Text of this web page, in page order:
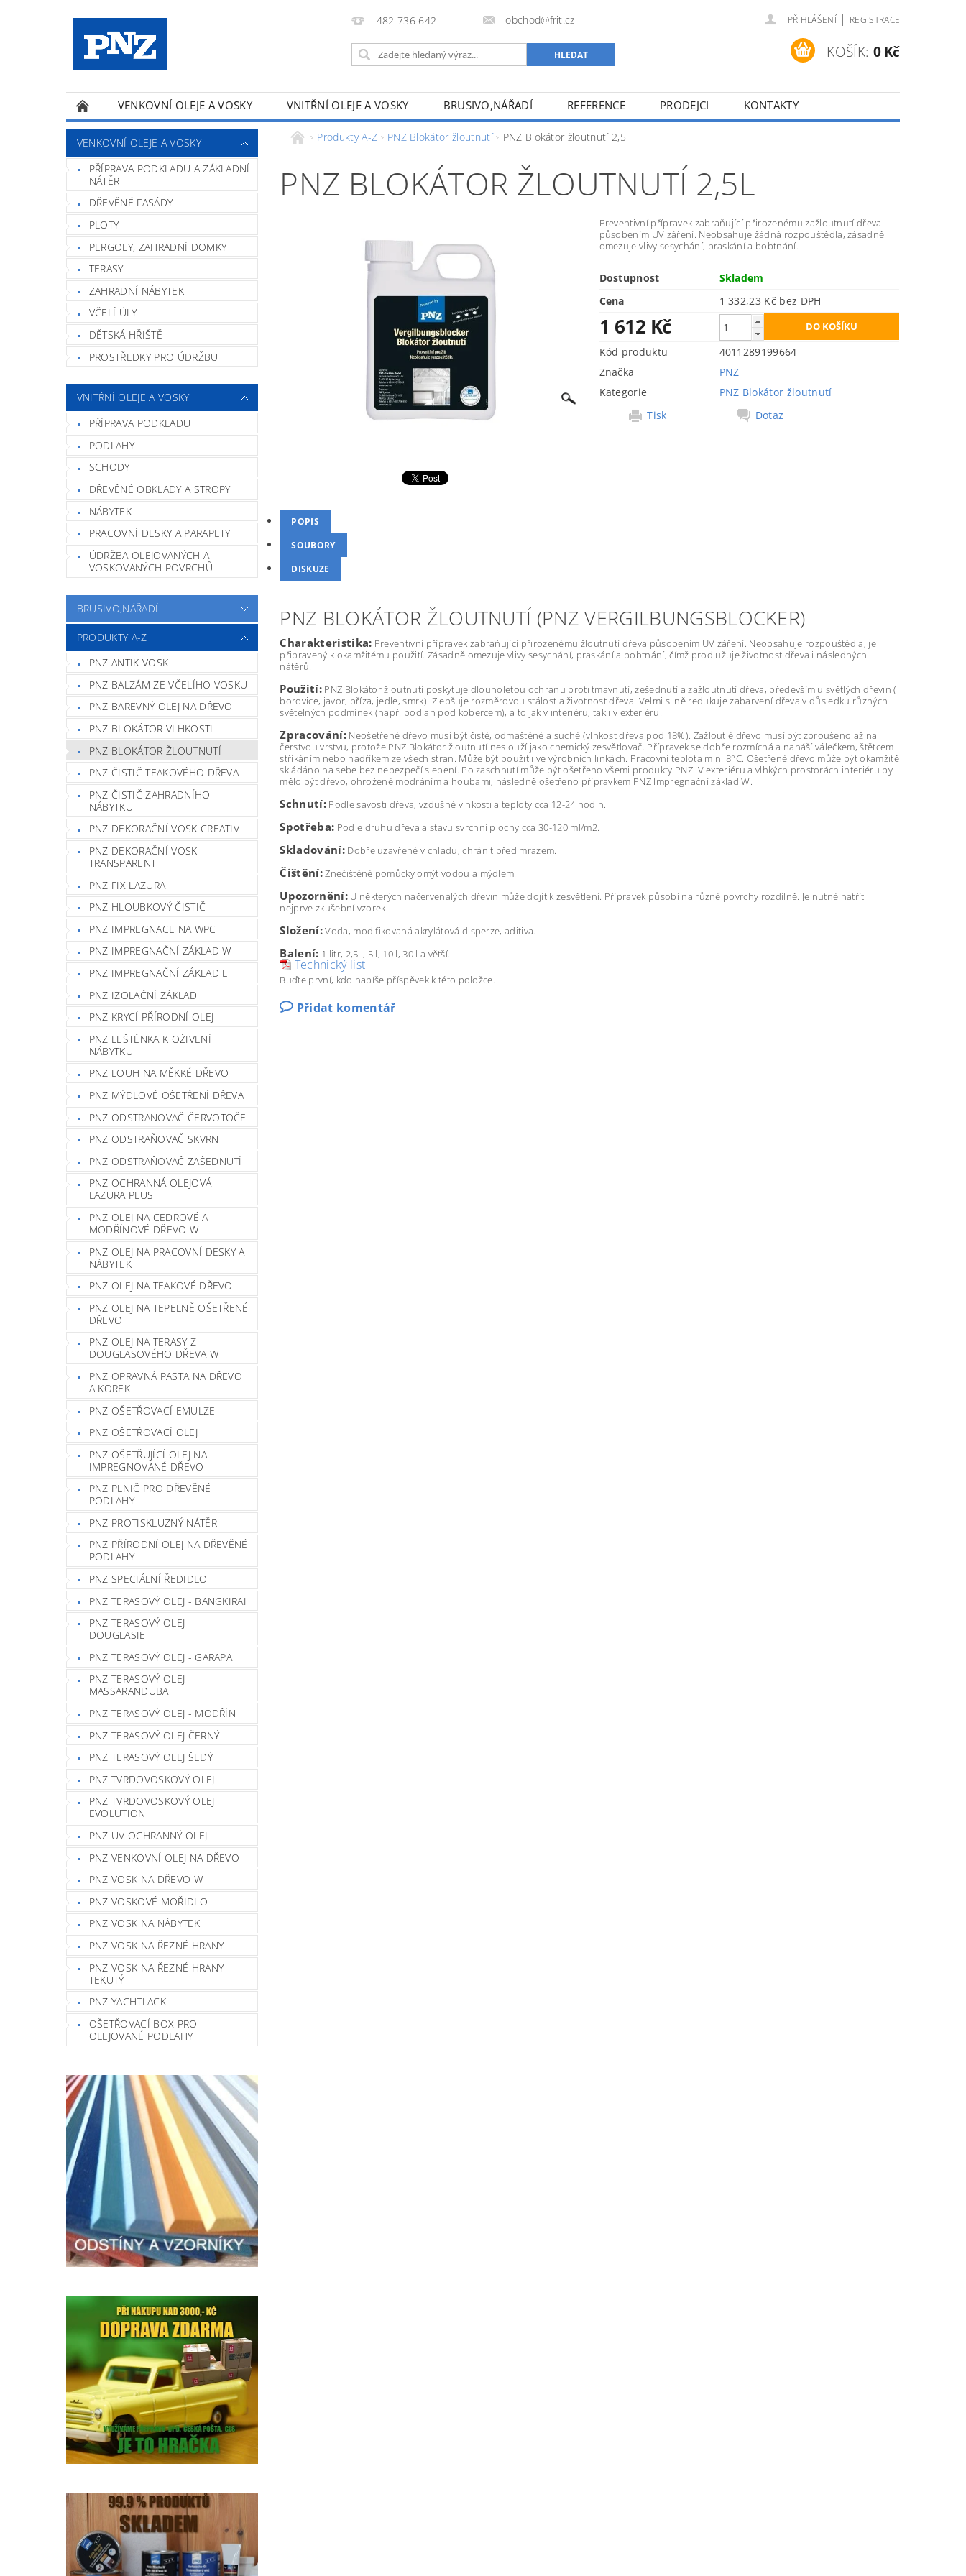
482 736 642 obchod@frit.cz PŘIHLÁŠENÍ | REGISTRACE
KOŠÍK: 0 Kč
VENKOVNÍ OLEJE A VOSKY VNITŘNÍ OLEJE A VOSKY BRUSIVO,NÁŘADÍ REFERENCE PRODEJCI
KONTAKTY
PRODUKTY A-Z
VENKOVNÍ OLEJE A VOSKY
PŘÍPRAVA PODKLADU A ZÁKLADNÍ
NÁTĚR
DŘEVĚNÉ FASÁDY
PLOTY
PERGOLY, ZAHRADNÍ DOMKY
TERASY
ZAHRADNÍ NÁBYTEK
VČELÍ ÚLY
DĚTSKÁ HŘIŠTĚ
PROSTŘEDKY PRO ÚDRŽBU
VNITŘNÍ OLEJE A VOSKY
PŘÍPRAVA PODKLADU
PODLAHY
SCHODY
DŘEVĚNÉ OBKLADY A STROPY
NÁBYTEK
PRACOVNÍ DESKY A PARAPETY
ÚDRŽBA OLEJOVANÝCH A
VOSKOVANÝCH POVRCHŮ
BRUSIVO,NÁŘADÍ
PRODUKTY A-Z
PNZ ANTIK VOSK
PNZ BALZÁM ZE VČELÍHO VOSKU
PNZ BAREVNÝ OLEJ NA DŘEVO
PNZ BLOKÁTOR VLHKOSTI
PNZ BLOKÁTOR ŽLOUTNUTÍ
PNZ ČISTIČ TEAKOVÉHO DŘEVA
PNZ ČISTIČ ZAHRADNÍHO
NÁBYTKU
PNZ DEKORAČNÍ VOSK CREATIV
PNZ DEKORAČNÍ VOSK
TRANSPARENT
PNZ FIX LAZURA
PNZ HLOUBKOVÝ ČISTIČ
PNZ IMPREGNACE NA WPC
PNZ IMPREGNAČNÍ ZÁKLAD W
PNZ IMPREGNAČNÍ ZÁKLAD L
PNZ IZOLAČNÍ ZÁKLAD
PNZ KRYCÍ PŘÍRODNÍ OLEJ
PNZ LEŠTĚNKA K OŽIVENÍ
NÁBYTKU
PNZ LOUH NA MĚKKÉ DŘEVO
PNZ MÝDLOVÉ OŠETŘENÍ DŘEVA
PNZ ODSTRANOVAČ ČERVOTOČE
PNZ ODSTRAŇOVAČ SKVRN
PNZ ODSTRAŇOVAČ ZAŠEDNUTÍ
PNZ OCHRANNÁ OLEJOVÁ
LAZURA PLUS
PNZ OLEJ NA CEDROVÉ A
MODŘÍNOVÉ DŘEVO W
PNZ OLEJ NA PRACOVNÍ DESKY A
NÁBYTEK
PNZ OLEJ NA TEAKOVÉ DŘEVO
PNZ OLEJ NA TEPELNĚ OŠETŘENÉ
DŘEVO
PNZ OLEJ NA TERASY Z
DOUGLASOVÉHO DŘEVA W
PNZ OPRAVNÁ PASTA NA DŘEVO
A KOREK
PNZ OŠETŘOVACÍ EMULZE
PNZ OŠETŘOVACÍ OLEJ
PNZ OŠETŘUJÍCÍ OLEJ NA
IMPREGNOVANÉ DŘEVO
PNZ PLNIČ PRO DŘEVĚNÉ
PODLAHY
PNZ PROTISKLUZNÝ NÁTĚR
PNZ PŘÍRODNÍ OLEJ NA DŘEVĚNÉ
PODLAHY
PNZ SPECIÁLNÍ ŘEDIDLO
PNZ TERASOVÝ OLEJ - BANGKIRAI
PNZ TERASOVÝ OLEJ -
DOUGLASIE
PNZ TERASOVÝ OLEJ - GARAPA
PNZ TERASOVÝ OLEJ -
MASSARANDUBA
PNZ TERASOVÝ OLEJ - MODŘÍN
PNZ TERASOVÝ OLEJ ČERNÝ
PNZ TERASOVÝ OLEJ ŠEDÝ
PNZ TVRDOVOSKOVÝ OLEJ
PNZ TVRDOVOSKOVÝ OLEJ
EVOLUTION
PNZ UV OCHRANNÝ OLEJ
PNZ VENKOVNÍ OLEJ NA DŘEVO
PNZ VOSK NA DŘEVO W
PNZ VOSKOVÉ MOŘIDLO
PNZ VOSK NA NÁBYTEK
PNZ VOSK NA ŘEZNÉ HRANY
PNZ VOSK NA ŘEZNÉ HRANY
TEKUTÝ
PNZ YACHTLACK
OŠETŘOVACÍ BOX PRO
OLEJOVANÉ PODLAHY
Produkty A-Z PNZ Blokátor žloutnutí PNZ Blokátor žloutnutí 2,5l
PNZ BLOKÁTOR ŽLOUTNUTÍ 2,5L
Preventivní přípravek zabraňující přirozenému zažloutnutí dřeva
působením UV záření. Neobsahuje žádná rozpouštědla, zásadně
omezuje vlivy sesychání, praskání a bobtnání.
Dostupnost
Skladem
Cena
1 332,23 Kč bez DPH
1 612 Kč
Kód produktu
4011289199664
Značka
PNZ
Kategorie
PNZ Blokátor žloutnutí
Tisk
Dotaz
POPIS
SOUBORY
DISKUZE
PNZ BLOKÁTOR ŽLOUTNUTÍ (PNZ VERGILBUNGSBLOCKER)
Charakteristika: Preventivní přípravek zabraňující přirozenému žloutnutí dřeva působením UV záření. Neobsahuje rozpouštědla, je
připravený k okamžitému použití. Zásadně omezuje vlivy sesychání, praskání a bobtnání, čímž prodlužuje životnost dřeva i následných
nátěrů.
Použití:PNZ Blokátor žloutnutí poskytuje dlouholetou ochranu proti tmavnutí, zešednutí a zažloutnutí dřeva, především u světlých dřevin (
borovice, javor, bříza, jedle, smrk). Zlepšuje rozměrovou stálost a životnost dřeva. Velmi silně redukuje zabarvení dřeva v důsledku různých
světelných podmínek (např. podlah pod kobercem), a to jak v interiéru, tak i v exteriéru.
Zpracování:Neošetřené dřevo musí být čisté, odmaštěné a suché (vlhkost dřeva pod 18%). Zažloutlé dřevo musí být zbroušeno až na
čerstvou vrstvu, protože PNZ Blokátor žloutnutí neslouží jako chemický zesvětlovač. Přípravek se dobře rozmíchá a nanáší válečkem, štětcem
stříkáním nebo hadříkem ze všech stran. Může být použit i ve výrobních linkách. Pracovní teplota min. 8°C. Ošetřené dřevo může být okamžitě
skládáno na sebe bez nebezpečí slepení. Po zaschnutí může být ošetřeno všemi produkty PNZ. V exteriéru a vlhkých prostorách interiéru by
mělo být dřevo, ohrožené modráním a houbami, následně ošetřeno přípravkem PNZ Impregnační základ W.
Schnutí:Podle savosti dřeva, vzdušné vlhkosti a teploty cca 12-24 hodin.
Spotřeba: Podle druhu dřeva a stavu svrchní plochy cca 30-120 ml/m2.
Skladování:Dobře uzavřené v chladu, chránit před mrazem.
Čištění:Znečištěné pomůcky omýt vodou a mýdlem.
Upozornění:U některých načervenalých dřevin může dojít k zesvětlení. Přípravek působí na různé povrchy rozdílně. Je nutné natřít
nejprve zkušební vzorek.
Složení:Voda, modifikovaná akrylátová disperze, aditiva.
Balení: 1 litr, 2,5 l, 5 l, 10 l, 30 l a větší.
Technický list
Buďte první, kdo napíše příspěvek k této položce.
Přidat komentář